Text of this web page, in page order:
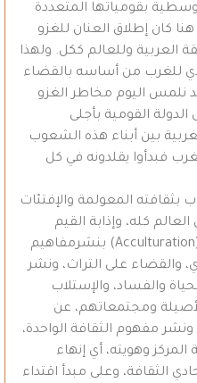
بقومياتها المتعددة
كان إطلاق العنان للغزو
العربية وللعالم ككل. ولهذا
للغرب من أساسه بالقضاء
نلمس اليوم مخاطر الغزو
القومية بأجلى
بين أبناء هذه الشعوب
فبدأوا يقلدونه في كل
المعولمة والإفتئات
كله، وإذابة القيم
الثقافية لصالح ثقافته الوحيدة (Acculturation) بنشرمفاهيم
والقضاء على التراث، ونشر
والفساد، والإستلاب
ومجتمعاتهم، عن
مفهوم الثقافة الواحدة،
وهويته، أي إنهاء
الثقافة، وعلى مبدأ اقتداء